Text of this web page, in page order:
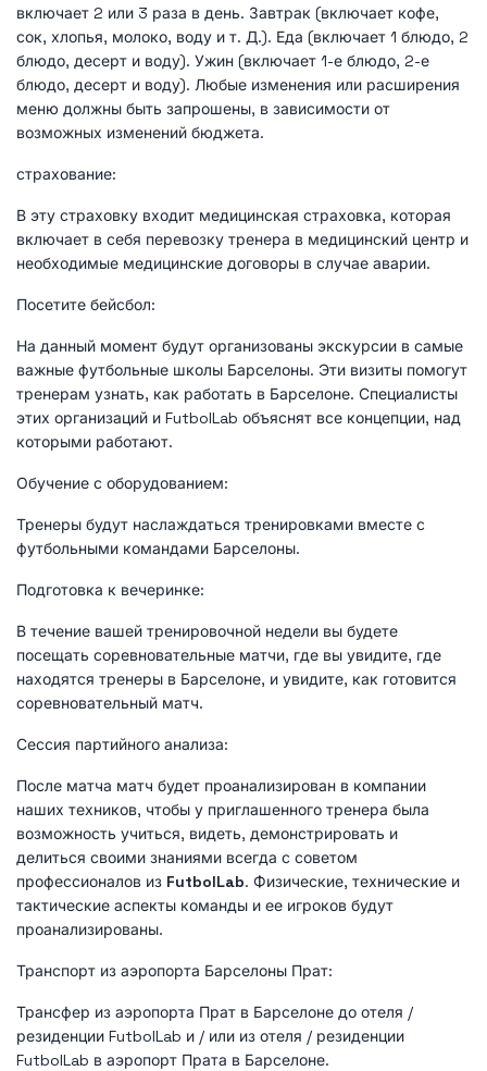
включает 2 или 3 раза в день. Завтрак (включает кофе,
сок, хлопья, молоко, воду и т. Д.). Еда (включает 1 блюдо, 2
блюдо, десерт и воду). Ужин (включает 1-е блюдо, 2-е
блюдо, десерт и воду). Любые изменения или расширения
меню должны быть запрошены, в зависимости от
возможных изменений бюджета.
страхование:
В эту страховку входит медицинская страховка, которая
включает в себя перевозку тренера в медицинский центр и
необходимые медицинские договоры в случае аварии.
Посетите бейсбол:
На данный момент будут организованы экскурсии в самые
важные футбольные школы Барселоны. Эти визиты помогут
тренерам узнать, как работать в Барселоне. Специалисты
этих организаций и FutbolLab объяснят все концепции, над
которыми работают.
Обучение с оборудованием:
Тренеры будут наслаждаться тренировками вместе с
футбольными командами Барселоны.
Подготовка к вечеринке:
В течение вашей тренировочной недели вы будете
посещать соревновательные матчи, где вы увидите, где
находятся тренеры в Барселоне, и увидите, как готовится
соревновательный матч.
Сессия партийного анализа:
После матча матч будет проанализирован в компании
наших техников, чтобы у приглашенного тренера была
возможность учиться, видеть, демонстрировать и
делиться своими знаниями всегда с советом
профессионалов из FutbolLab. Физические, технические и
тактические аспекты команды и ее игроков будут
проанализированы.
Транспорт из аэропорта Барселоны Прат:
Трансфер из аэропорта Прат в Барселоне до отеля /
резиденции FutbolLab и / или из отеля / резиденции
FutbolLab в аэропорт Прата в Барселоне.